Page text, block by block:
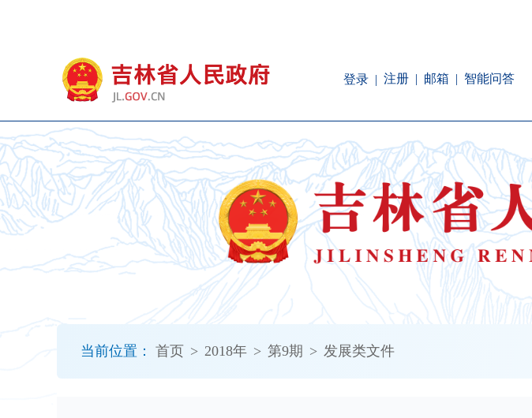
登录 注册 邮箱 智能问答
当前位置： 首页 > 2018年 > 第9期 > 发展类文件
障
碍
说
明
页
面,
按
加